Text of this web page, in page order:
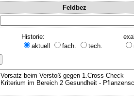
Feldbez
Historie:
aktuell
fach. tech.
Vorsatz beim Verstoß gegen 1.Cross-Check
Kriterium im Bereich 2 Gesundheit -